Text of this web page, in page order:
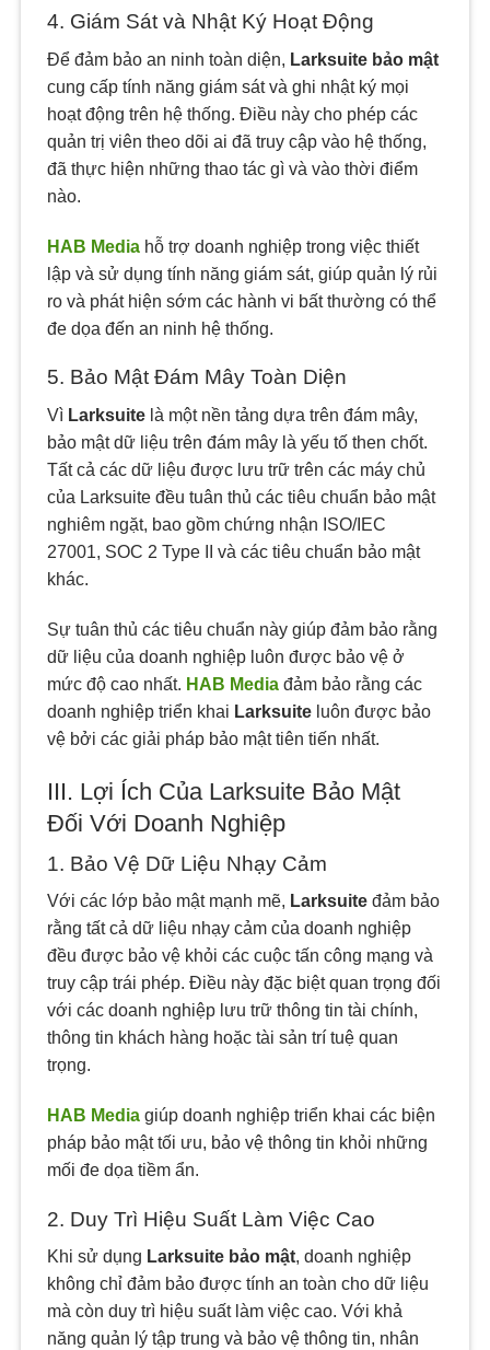
4. Giám Sát và Nhật Ký Hoạt Động
Để đảm bảo an ninh toàn diện, Larksuite bảo mật
cung cấp tính năng giám sát và ghi nhật ký mọi
hoạt động trên hệ thống. Điều này cho phép các
quản trị viên theo dõi ai đã truy cập vào hệ thống,
đã thực hiện những thao tác gì và vào thời điểm
nào.
HAB Media hỗ trợ doanh nghiệp trong việc thiết
lập và sử dụng tính năng giám sát, giúp quản lý rủi
ro và phát hiện sớm các hành vi bất thường có thể
đe dọa đến an ninh hệ thống.
5. Bảo Mật Đám Mây Toàn Diện
Vì Larksuite là một nền tảng dựa trên đám mây,
bảo mật dữ liệu trên đám mây là yếu tố then chốt.
Tất cả các dữ liệu được lưu trữ trên các máy chủ
của Larksuite đều tuân thủ các tiêu chuẩn bảo mật
nghiêm ngặt, bao gồm chứng nhận ISO/IEC
27001, SOC 2 Type II và các tiêu chuẩn bảo mật
khác.
Sự tuân thủ các tiêu chuẩn này giúp đảm bảo rằng
dữ liệu của doanh nghiệp luôn được bảo vệ ở
mức độ cao nhất. HAB Media đảm bảo rằng các
doanh nghiệp triển khai Larksuite luôn được bảo
vệ bởi các giải pháp bảo mật tiên tiến nhất.
III. Lợi Ích Của Larksuite Bảo Mật
Đối Với Doanh Nghiệp
1. Bảo Vệ Dữ Liệu Nhạy Cảm
Với các lớp bảo mật mạnh mẽ, Larksuite đảm bảo
rằng tất cả dữ liệu nhạy cảm của doanh nghiệp
đều được bảo vệ khỏi các cuộc tấn công mạng và
truy cập trái phép. Điều này đặc biệt quan trọng đối
với các doanh nghiệp lưu trữ thông tin tài chính,
thông tin khách hàng hoặc tài sản trí tuệ quan
trọng.
HAB Media giúp doanh nghiệp triển khai các biện
pháp bảo mật tối ưu, bảo vệ thông tin khỏi những
mối đe dọa tiềm ẩn.
2. Duy Trì Hiệu Suất Làm Việc Cao
Khi sử dụng Larksuite bảo mật, doanh nghiệp
không chỉ đảm bảo được tính an toàn cho dữ liệu
mà còn duy trì hiệu suất làm việc cao. Với khả
năng quản lý tập trung và bảo vệ thông tin, nhân